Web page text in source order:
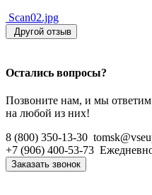
Scan02.jpg
Другой отзыв
Остались вопросы?
Позвоните нам, и мы ответим
на любой из них!
8 (800) 350-13-30
+7 (906) 400-53-73
Заказать звонок